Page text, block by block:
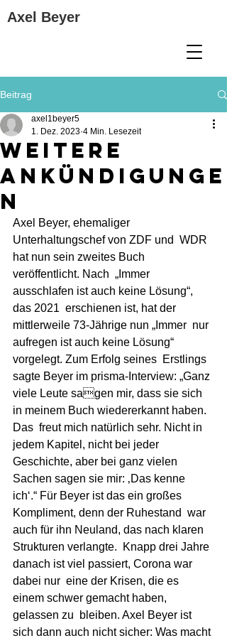
Axel Beyer
Beitrag
Weitere
Ankündigunge
n
axel1beyer5
1. Dez. 2023 4 Min. Lesezeit
Axel Beyer, ehemaliger
Unterhaltungschef von ZDF und  WDR
hat nun sein zweites Buch
veröffentlicht. Nach  „Immer
ausschlafen ist auch keine Lösung“,
das 2021  erschienen ist, hat der
mittlerweile 73-Jährige nun „Immer  nur
aufregen ist auch keine Lösung“
vorgelegt. Zum Erfolg seines  Erstlings
sagte Beyer im prisma-Interview: „Ganz
viele Leute sagen mir, dass sie sich
in meinem Buch wiedererkannt haben.
Das  freut mich natürlich sehr. Nicht in
jedem Kapitel, nicht bei jeder
Geschichte, aber bei ganz vielen
Sachen sagen sie mir: ‚Das kenne
ich‘.“ Für Beyer ist das ein großes
Kompliment, denn der Ruhestand  war
auch für ihn Neuland, das nach klaren
Strukturen verlangte.  Knapp drei Jahre
danach ist viel passiert, Corona war
dabei nur  eine der Krisen, die es
einem schwer gemacht haben,
gelassen zu  bleiben. Axel Beyer ist
sich dann auch nicht sicher: Was macht